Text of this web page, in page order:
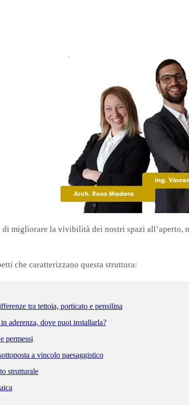
di migliorare la vivibilità dei nostri spazi
che caratterizzano questa struttura:
tra tettoia, porticato e pensilina
aderenza, dove puoi installarla?
permessi
a vincolo paesaggistico
strutturale